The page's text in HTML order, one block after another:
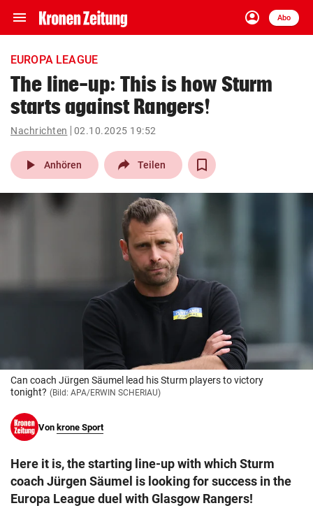
menu Navigation
ein-/ausklappen
account_circle
Anmelden
Abo
close Schließen
account_circle Anmelden
pin_drop
Wien arrow_right
bookmark
© Krone Multimedia GmbH & Co KG 2026
Muthgasse 2, 1190 Wien
EUROPA LEAGUE
The line-up: This is how Sturm
starts against Rangers!
Nachrichten 02.10.2025 19:52
play_arrow Anhören Teilen
Can coach Jürgen Säumel lead his Sturm players to victory
tonight? (Bild: APA/ERWIN SCHERIAU)
Von krone Sport
Here it is, the starting line-up with which Sturm
coach Jürgen Säumel is looking for success in the
Europa League duel with Glasgow Rangers!